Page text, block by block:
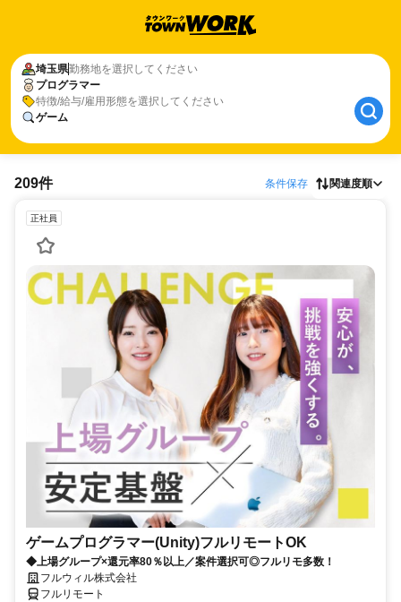
埼玉県勤務地を選択してください
プログラマー
特徴/給与/雇用形態を選択してください
ゲーム
209件 条件保存 関連度順
正社員
ゲームプログラマー(Unity)フルリモートOK
◆上場グループ×還元率80％以上／案件選択可◎フルリモ多数！
フルウィル株式会社
フルリモート